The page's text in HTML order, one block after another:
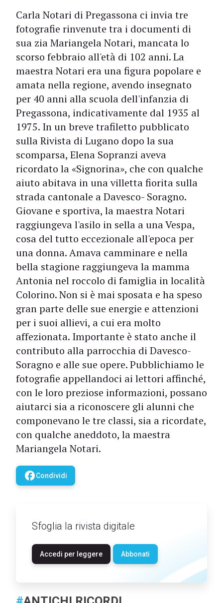
Carla Notari di Pregassona ci invia tre
fotografie rinvenute tra i documenti di
sua zia Mariangela Notari, mancata lo
scorso febbraio all'età di 102 anni. La
maestra Notari era una figura popolare e
amata nella regione, avendo insegnato
per 40 anni alla scuola dell'infanzia di
Pregassona, indicativamente dal 1935 al
1975. In un breve trafiletto pubblicato
sulla Rivista di Lugano dopo la sua
scomparsa, Elena Sopranzi aveva
ricordato la «Signorina», che con qualche
aiuto abitava in una villetta fiorita sulla
strada cantonale a Davesco- Soragno.
Giovane e sportiva, la maestra Notari
raggiungeva l'asilo in sella a una Vespa,
cosa del tutto eccezionale all'epoca per
una donna. Amava camminare e nella
bella stagione raggiungeva la mamma
Antonia nel roccolo di famiglia in località
Colorino. Non si è mai sposata e ha speso
gran parte delle sue energie e attenzioni
per i suoi allievi, a cui era molto
affezionata. Importante è stato anche il
contributo alla parrocchia di Davesco-
Soragno e alle sue opere. Pubblichiamo le
fotografie appellandoci ai lettori affinché,
con le loro preziose informazioni, possano
aiutarci sia a riconoscere gli alunni che
componevano le tre classi, sia a ricordate,
con qualche aneddoto, la maestra
Mariangela Notari.
facebookCondividi
Sfoglia la rivista digitale
Accedi per leggere Abbonati